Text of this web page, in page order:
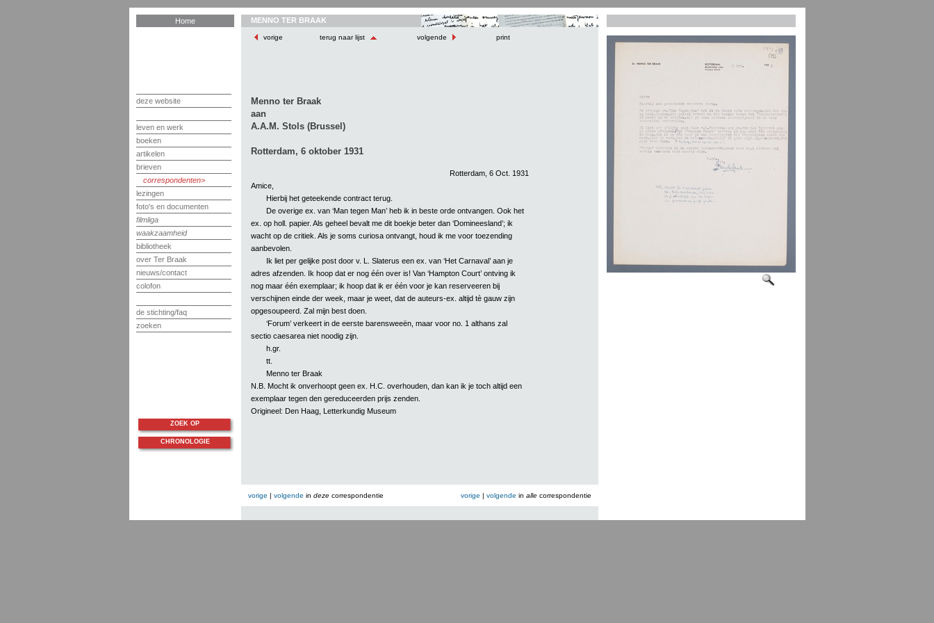
Home
deze website
leven en werk
boeken
artikelen
brieven
correspondenten
lezingen
foto's en documenten
filmliga
waakzaamheid
bibliotheek
over Ter Braak
nieuws/contact
colofon
de stichting/faq
zoeken
MENNO TER BRAAK
vorige terug naar lijst volgende print
Menno ter Braak
aan
A.A.M. Stols (Brussel)
Rotterdam, 6 oktober 1931
Rotterdam, 6 Oct. 1931
Amice,
Hierbij het geteekende contract terug.
De overige ex. van ‘Man tegen Man’ heb ik in beste orde ontvangen. Ook het
ex. op holl. papier. Als geheel bevalt me dit boekje beter dan ‘Domineesland’; ik
wacht op de critiek. Als je soms curiosa ontvangt, houd ik me voor toezending
aanbevolen.
Ik liet per gelijke post door v. L. Slaterus een ex. van ‘Het Carnaval’ aan je
adres afzenden. Ik hoop dat er nog één over is! Van ‘Hampton Court’ ontving ik
nog maar één exemplaar; ik hoop dat ik er één voor je kan reserveeren bij
verschijnen einde der week, maar je weet, dat de auteurs-ex. altijd tè gauw zijn
opgesoupeerd. Zal mijn best doen.
‘Forum’ verkeert in de eerste barensweeën, maar voor no. 1 althans zal
sectio caesarea niet noodig zijn.
h.gr.
tt.
Menno ter Braak
N.B. Mocht ik onverhoopt geen ex. H.C. overhouden, dan kan ik je toch altijd een
exemplaar tegen den gereduceerden prijs zenden.
Origineel: Den Haag, Letterkundig Museum
vorige | volgende in dezecorrespondentie vorige | volgende in allecorrespondentie
ZOEK OP
CHRONOLOGIE